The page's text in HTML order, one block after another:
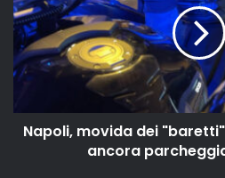
Napoli, movida dei
ancora